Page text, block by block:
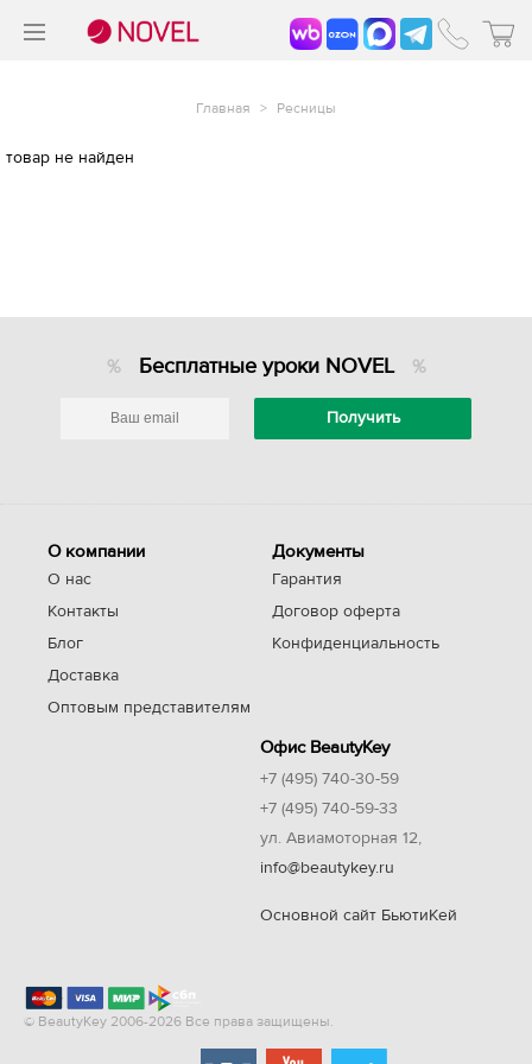
Главная > Ресницы
товар не найден
Бесплатные уроки NOVEL
О компании
О нас
Контакты
Блог
Доставка
Оптовым представителям
Документы
Гарантия
Договор оферта
Конфиденциальность
Офис BeautyKey
+7 (495) 740-30-59
+7 (495) 740-59-33
ул. Авиамоторная 12,
info@beautykey.ru
Основной сайт БьютиКей
© BeautyKey 2006-2026 Все права защищены.